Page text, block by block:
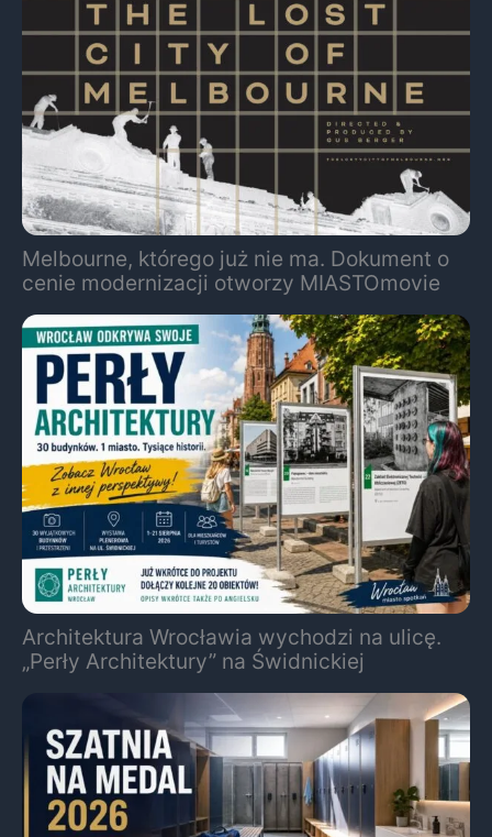
Melbourne, którego już nie ma. Dokument o
cenie modernizacji otworzy MIASTOmovie
Architektura Wrocławia wychodzi na ulicę.
„Perły Architektury” na Świdnickiej